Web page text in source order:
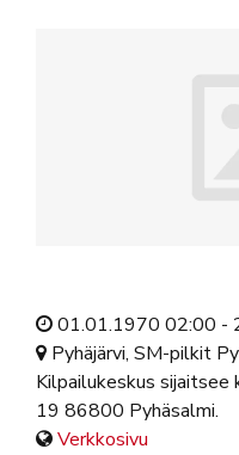
01.01.1970 02:00 -
Pyhäjärvi, SM-pilkit
Kilpailukeskus
19 86800 Pyhäsalmi.
Verkkosivu